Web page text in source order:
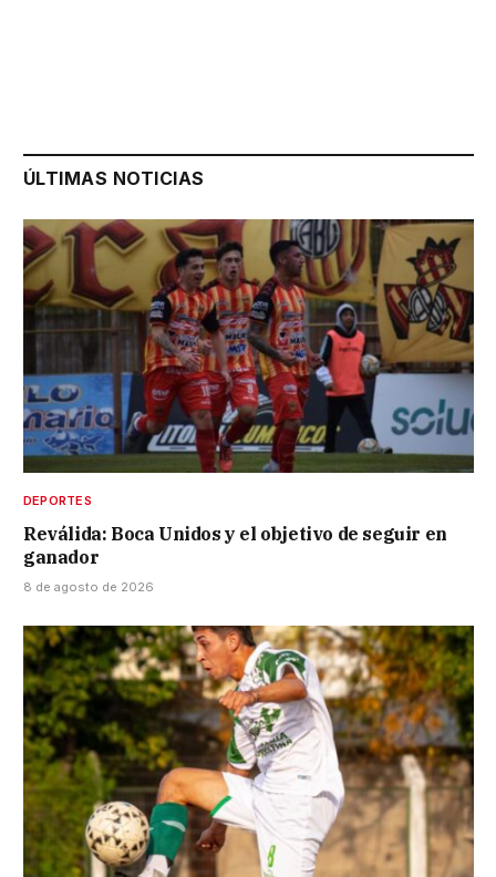
ÚLTIMAS NOTICIAS
DEPORTES
Reválida: Boca Unidos y el objetivo de seguir en
ganador
8 de agosto de 2026